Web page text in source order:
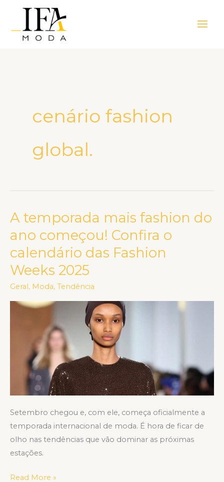
Menu
cenário fashion
global.
A temporada mais fashion do
ano começou! Confira o
calendário das Fashion
Weeks 2025
Geral , Moda, Tendência
Setembro chegou e, com ele, começa oficialmente a
temporada internacional de moda. É hora de ficar de
olho nas tendências que vão dominar as próximas
estações.
A
mais
fashion
do
ano
Confira
calendário
Fashion
Weeks
Read More »